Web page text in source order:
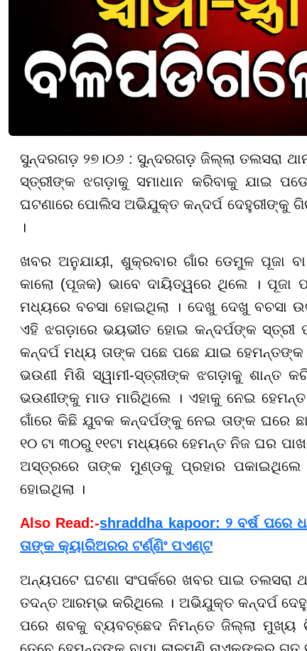
ସୁନ୍ଦରଗଡ଼ ୨୭।୦୬ : ସୁନ୍ଦରଗଡ଼ ଜିଲ୍ଲା ତଲସରା
ସ୍ତ୍ରୀଙ୍କ ଝଗଡ଼ାକୁ ସମାଧାନ କରିବାକୁ ଯାଇ
ଘଟଣାରେ ପୋଲିସ ଅଭିଯୁକ୍ତ କନ୍ଦର୍ପ ଦେହୁରୀଙ୍କୁ
।
ଖବର ଅନୁଯାୟୀ, ଶୁକ୍ରବାର ଗାଁର ଡେମୁଳ ପୂଜା ବା
କାଲୋ (ପୂଜକ) ଭାବେ ଦାୟିତ୍ୱରେ ଥିଲେ ।
ମଧ୍ୟରେ ବଚସା ହୋଇଥିଲା । ଦେଖୁ ଦେଖୁ ବଚସା
ଏହି ଝଗଡ଼ାରେ ଭୟଭୀତ ହୋଇ କନ୍ଦର୍ପଙ୍କ
କନ୍ଦର୍ପ ମଧ୍ୟ ତାଙ୍କ ପଛେ ପଛେ ଯାଇ
ଭଉଣୀ ମିଶି ସ୍ୱାମୀ-ସ୍ତ୍ରୀଙ୍କ ଝଗଡ଼ାକୁ ଶାନ୍ତ
ଭଉଣୀଙ୍କୁ ମାଡ ମାରିଥିଲେ । ଏହାକୁ ନେଇ
ଗାଁରେ କିଛି ଯୁବକ କନ୍ଦର୍ପଙ୍କୁ ନେଇ ତାଙ୍କ ଘରେ
୧୦ ଟା ୩୦ରୁ ୧୧ଟା ମଧ୍ୟରେ ହେମନ୍ତ ନିଜ ଘର
ଅସ୍ତ୍ରରେ ତାଙ୍କ ମୁଣ୍ଡକୁ ପ୍ରହାର
ହୋଇଥିଲା ।
Also Read:-shraddha kapoor: ୨ ବର୍ଷ
ତାଙ୍କ କ୍ୟାରିଅରର ଟର୍ଣ୍ଣିଂ ପଏଣ୍ଟ
ଅନ୍ୟପଟେ ଘଟଣା ସଂପର୍କରେ ଖବର ପାଇ ତଲସରା
ତଦନ୍ତ ଆରମ୍ଭ କରିଥିଲେ । ଅଭିଯୁକ୍ତ କନ୍ଦର୍ପ
ପରେ ଶବକୁ ବ୍ୟବଚ୍ଛେଦ ନିମନ୍ତେ ଜିଲ୍ଲା ମୁଖ୍ୟ
ତେବେ ହେମନ୍ତଙ୍କ ବାପା ଲାଳମଣି ନାଏକଙ୍କର ଗତ